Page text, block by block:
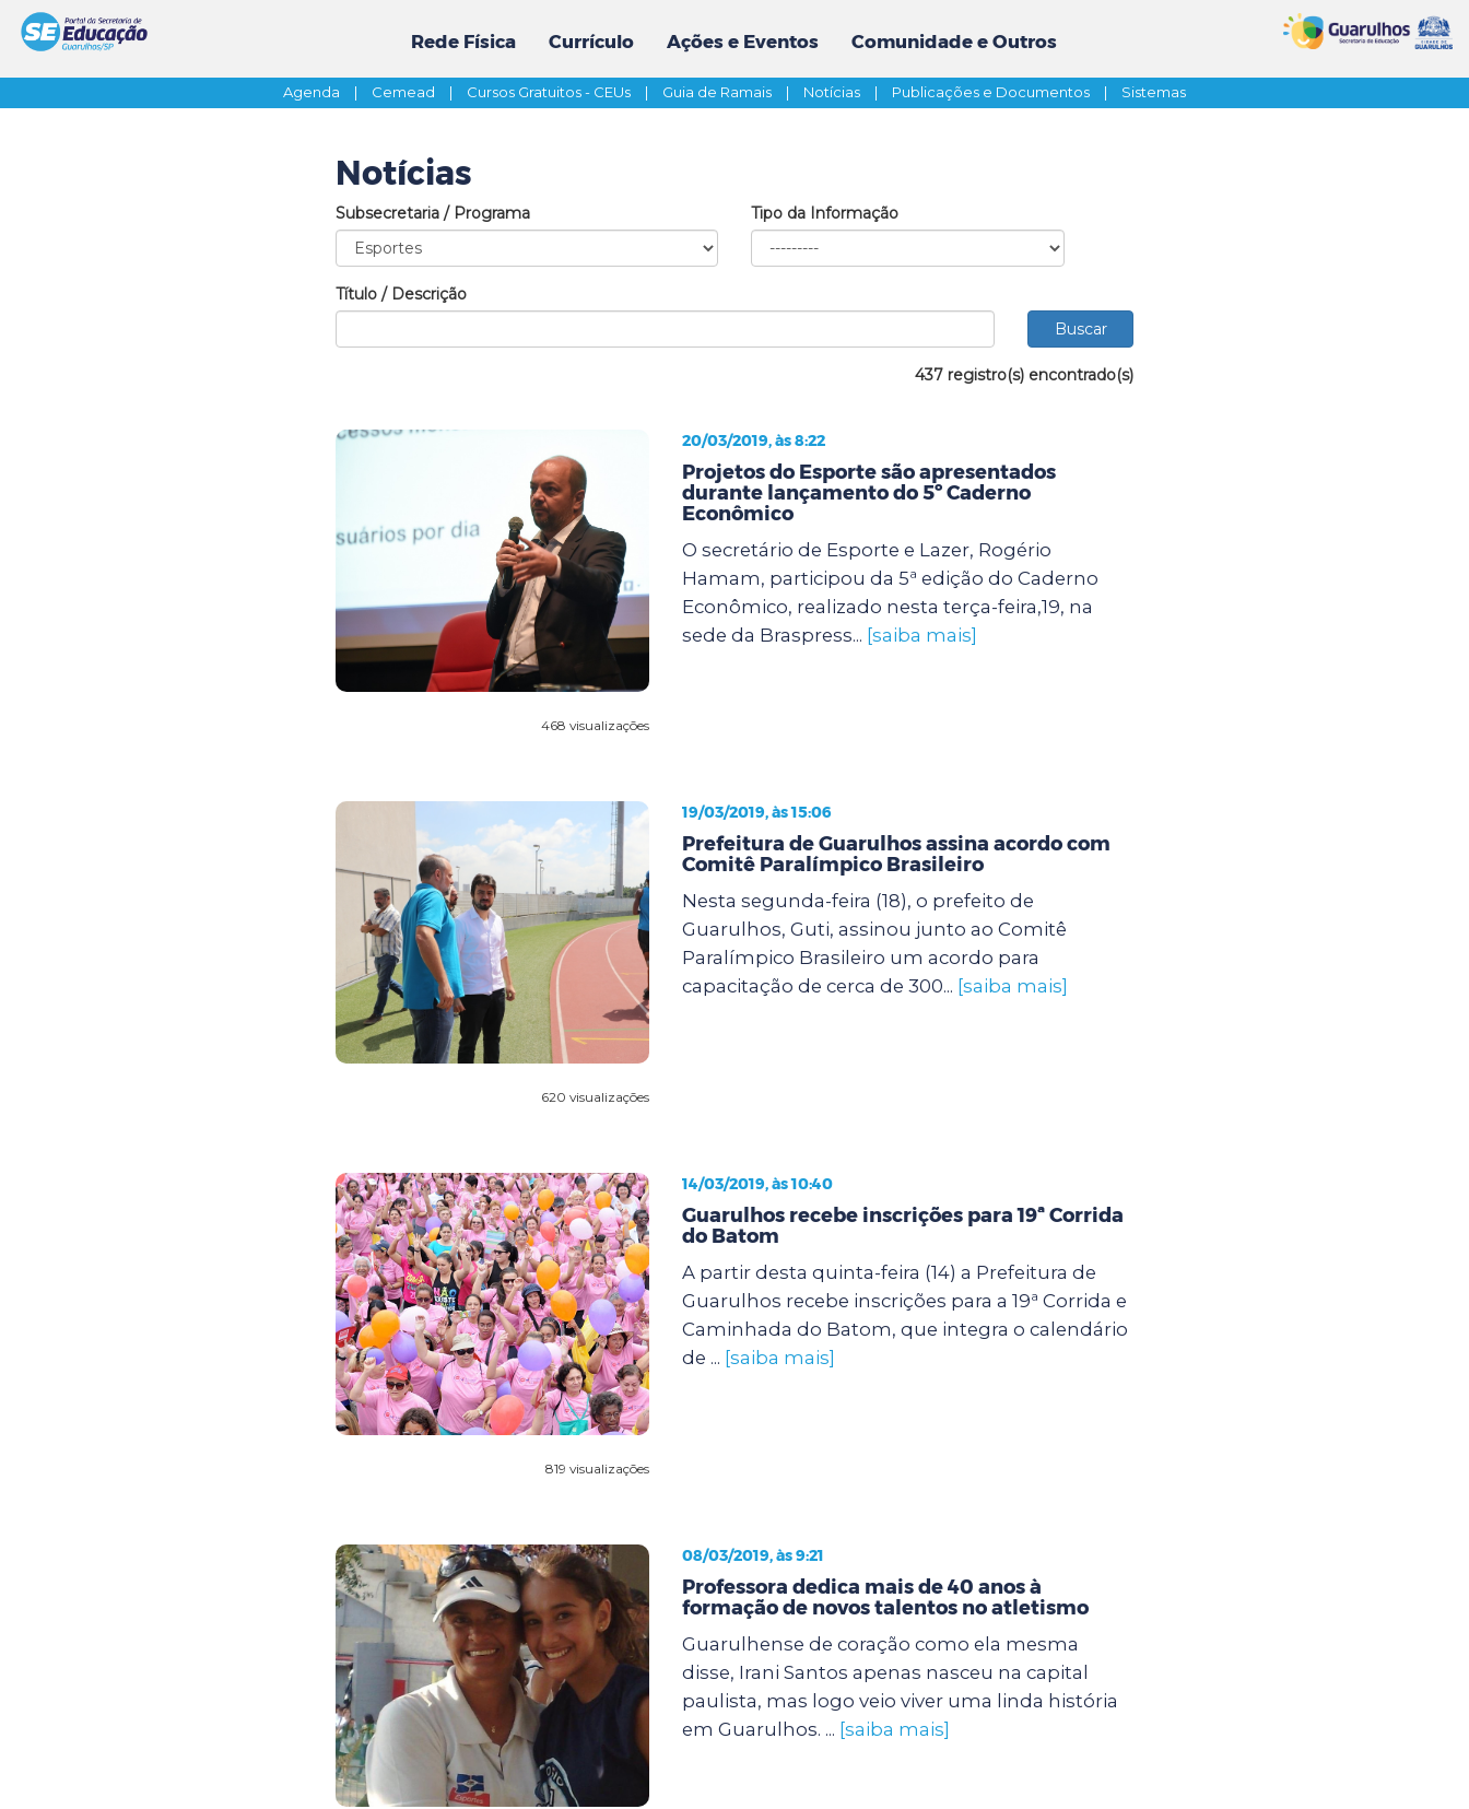
Rede Física Currículo Ações e Eventos Comunidade e Outros
Agenda | Cemead | Cursos Gratuitos - CEUs | Guia de Ramais | Notícias | Publicações e Documentos | Sistemas
Notícias
Subsecretaria / Programa Tipo da Informação
Título / Descrição
437 registro(s) encontrado(s)
468 visualizações
20/03/2019, às 8:22
Projetos do Esporte são apresentados
durante lançamento do 5º Caderno
Econômico
O secretário de Esporte e Lazer, Rogério
Hamam, participou da 5ª edição do Caderno
Econômico, realizado nesta terça-feira,19, na
sede da Braspress... [saiba mais]
620 visualizações
19/03/2019, às 15:06
Prefeitura de Guarulhos assina acordo com
Comitê Paralímpico Brasileiro
Nesta segunda-feira (18), o prefeito de
Guarulhos, Guti, assinou junto ao Comitê
Paralímpico Brasileiro um acordo para
capacitação de cerca de 300... [saiba mais]
819 visualizações
14/03/2019, às 10:40
Guarulhos recebe inscrições para 19ª Corrida
do Batom
A partir desta quinta-feira (14) a Prefeitura de
Guarulhos recebe inscrições para a 19ª Corrida e
Caminhada do Batom, que integra o calendário
de ... [saiba mais]
08/03/2019, às 9:21
Professora dedica mais de 40 anos à
formação de novos talentos no atletismo
Guarulhense de coração como ela mesma
disse, Irani Santos apenas nasceu na capital
paulista, mas logo veio viver uma linda história
em Guarulhos. ... [saiba mais]